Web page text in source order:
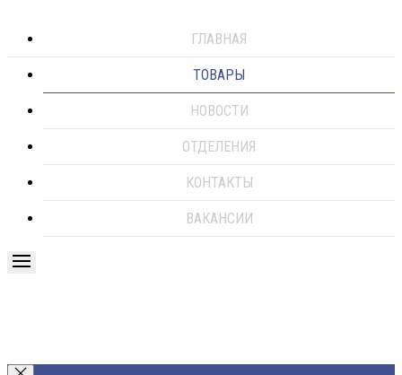
ГЛАВНАЯ
ТОВАРЫ
НОВОСТИ
ОТДЕЛЕНИЯ
КОНТАКТЫ
ВАКАНСИИ